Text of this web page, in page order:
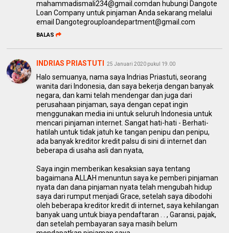
mahammadismali234@gmail.comdan hubungi Dangote
Loan Company untuk pinjaman Anda sekarang melalui
email Dangotegrouploandepartment@gmail.com
BALAS
INDRIAS PRIASTUTI 25 Januari 2020 pukul 19.00
Halo semuanya, nama saya Indrias Priastuti, seorang
wanita dari Indonesia, dan saya bekerja dengan banyak
negara, dan kami telah mendengar dan juga dari
perusahaan pinjaman, saya dengan cepat ingin
menggunakan media ini untuk seluruh Indonesia untuk
mencari pinjaman internet. Sangat hati-hati - Berhati-
hatilah untuk tidak jatuh ke tangan penipu dan penipu,
ada banyak kreditor kredit palsu di sini di internet dan
beberapa di usaha asli dan nyata,
Saya ingin memberikan kesaksian saya tentang
bagaimana ALLAH menuntun saya ke pemberi pinjaman
nyata dan dana pinjaman nyata telah mengubah hidup
saya dari rumput menjadi Grace, setelah saya dibodohi
oleh beberapa kreditor kredit di internet, saya kehilangan
banyak uang untuk biaya pendaftaran . . , Garansi, pajak,
dan setelah pembayaran saya masih belum